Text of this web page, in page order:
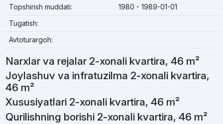
Topshirish muddati:
1980 - 1989-01-01
Tugatish:
Avtoturargoh:
Narxlar va rejalar 2-xonali kvartira, 46 m²
Joylashuv va infratuzilma 2-xonali kvartira,
46 m²
Xususiyatlari 2-xonali kvartira, 46 m²
Qurilishning borishi 2-xonali kvartira, 46 m²